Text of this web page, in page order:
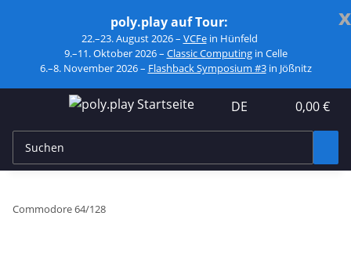
x
poly.play auf Tour:
22.–23. August 2026 – VCFein Hünfeld
9.–11. Oktober 2026 – Classic Computingin Celle
6.–8. November 2026 – Flashback Symposium #3in Jößnitz
DE 0,00 €
Commodore 64/128